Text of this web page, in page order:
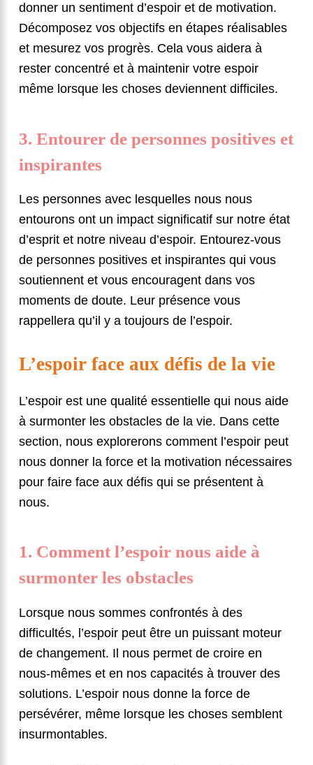
donner un sentiment d’espoir et de motivation.
Décomposez vos objectifs en étapes réalisables
et mesurez vos progrès. Cela vous aidera à
rester concentré et à maintenir votre espoir
même lorsque les choses deviennent difficiles.
3. Entourer de personnes positives et
inspirantes
Les personnes avec lesquelles nous nous
entourons ont un impact significatif sur notre état
d’esprit et notre niveau d’espoir. Entourez-vous
de personnes positives et inspirantes qui vous
soutiennent et vous encouragent dans vos
moments de doute. Leur présence vous
rappellera qu’il y a toujours de l’espoir.
L’espoir face aux défis de la vie
L’espoir est une qualité essentielle qui nous aide
à surmonter les obstacles de la vie. Dans cette
section, nous explorerons comment l’espoir peut
nous donner la force et la motivation nécessaires
pour faire face aux défis qui se présentent à
nous.
1. Comment l’espoir nous aide à
surmonter les obstacles
Lorsque nous sommes confrontés à des
difficultés, l’espoir peut être un puissant moteur
de changement. Il nous permet de croire en
nous-mêmes et en nos capacités à trouver des
solutions. L’espoir nous donne la force de
persévérer, même lorsque les choses semblent
insurmontables.